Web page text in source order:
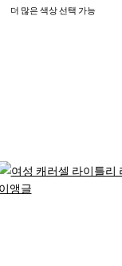
더 많은 색상 선택 가능